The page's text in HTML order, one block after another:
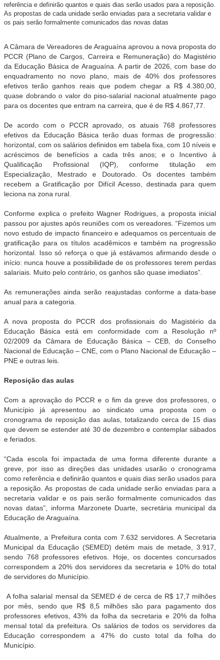
referência e definirão quantos e quais dias serão usados para a reposição.
As propostas de cada unidade serão enviadas para a secretaria validar e
os pais serão formalmente comunicados das novas datas
A Câmara de Vereadores de Araguaína aprovou a nova proposta do
PCCR (Plano de Cargos, Carreira e Remuneração) do Magistério
da Educação Básica de Araguaína. A partir de 2026, com base do
enquadramento no novo plano, mais de 40% dos professores
efetivos terão ganhos reais que podem chegar a R$ 4.380,00,
quase dobrando o valor do piso-salarial nacional atualmente pago
para os docentes que entram na carreira, que é de R$ 4.867,77.
De acordo com o PCCR aprovado, os atuais 768 professores
efetivos da Educação Básica terão duas formas de progressão:
horizontal, com os salários definidos em tabela fixa, com 10 níveis e
acréscimos de benefícios a cada três anos; e o Incentivo à
Qualificação Profissional (IQP), conforme titulação em
Especialização, Mestrado e Doutorado. Os docentes também
recebem a Gratificação por Difícil Acesso, destinada para quem
leciona na zona rural.
Conforme explica o prefeito Wagner Rodrigues, a proposta inicial
passou por ajustes após reuniões com os vereadores. “Fizemos um
novo estudo de impacto financeiro e adequamos os percentuais de
gratificação para os títulos acadêmicos e também na progressão
horizontal. Isso só reforça o que já estávamos afirmando desde o
início: nunca houve a possibilidade de os professores terem perdas
salariais. Muito pelo contrário, os ganhos são quase imediatos”.
As remunerações ainda serão reajustadas conforme a data-base
anual para a categoria.
A nova proposta do PCCR dos profissionais do Magistério da
Educação Básica está em conformidade com a Resolução nº
02/2009 da Câmara de Educação Básica – CEB, do Conselho
Nacional de Educação – CNE, com o Plano Nacional de Educação –
PNE e outras leis.
Reposição das aulas
Com a aprovação do PCCR e o fim da greve dos professores, o
Município já apresentou ao sindicato uma proposta com o
cronograma de reposição das aulas, totalizando cerca de 15 dias
que devem se estender até 30 de dezembro e contemplar sábados
e feriados.
“Cada escola foi impactada de uma forma diferente durante a
greve, por isso as direções das unidades usarão o cronograma
como referência e definirão quantos e quais dias serão usados para
a reposição. As propostas de cada unidade serão enviadas para a
secretaria validar e os pais serão formalmente comunicados das
novas datas”, informa Marzonete Duarte, secretária municipal da
Educação de Araguaína.
Atualmente, a Prefeitura conta com 7.632 servidores. A Secretaria
Municipal da Educação (SEMED) detém mais de metade, 3.917,
sendo 768 professores efetivos. Hoje, os docentes concursados
correspondem a 20% dos servidores da secretaria e 10% do total
de servidores do Município.
A folha salarial mensal da SEMED é de cerca de R$ 17,7 milhões
por mês, sendo que R$ 8,5 milhões são para pagamento dos
professores efetivos, 43% da folha da secretaria e 20% da folha
mensal total da prefeitura. Os salários de todos os servidores da
Educação correspondem a 47% do custo total da folha do
Município.